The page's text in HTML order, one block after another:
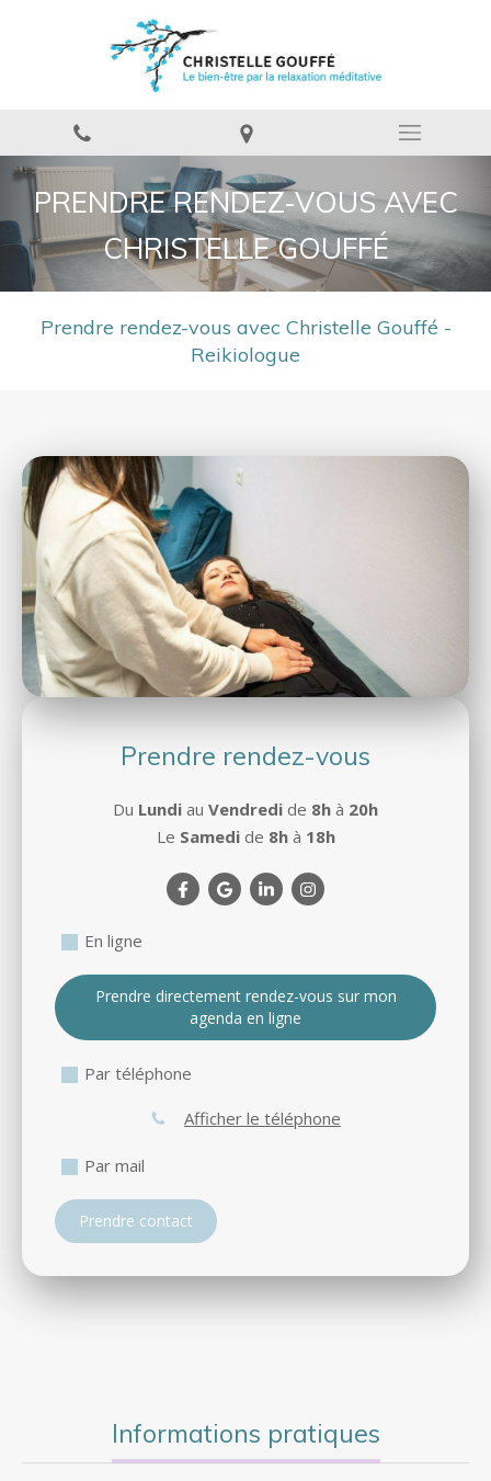
PRENDRE RENDEZ-VOUS AVEC
CHRISTELLE GOUFFÉ
Prendre rendez-vous avec Christelle Gouffé -
Reikiologue
Prendre rendez-vous
Du Lundi au Vendredi de 8h à 20h
Le Samedide 8hà 18h
En ligne
Prendre directement rendez-vous sur mon
agenda en ligne
Par téléphone
Afficher le téléphone
Par mail
Prendre contact
Informations pratiques